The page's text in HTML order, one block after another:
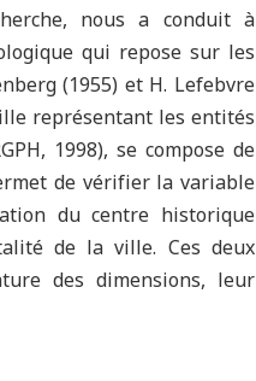
nous a conduit à
qui repose sur les
(1955) et H. Lefebvre
représentant les entités
1998), se compose de
de vérifier la variable
du centre historique
de la ville. Ces deux
des dimensions, leur